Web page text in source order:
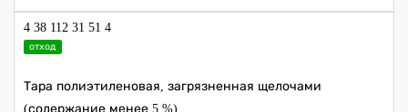
4 38 112 31 51 4
отход
Тара полиэтиленовая, загрязненная щелочами
(содержание менее 5 %)